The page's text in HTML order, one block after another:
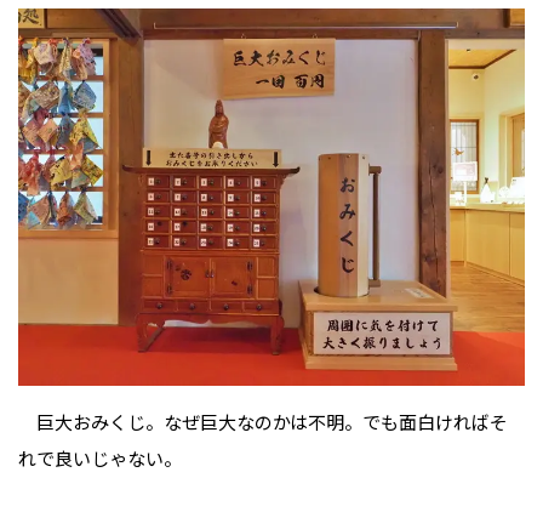
巨大おみくじ。なぜ巨大なのかは不明。でも面白ければそ
れで良いじゃない。